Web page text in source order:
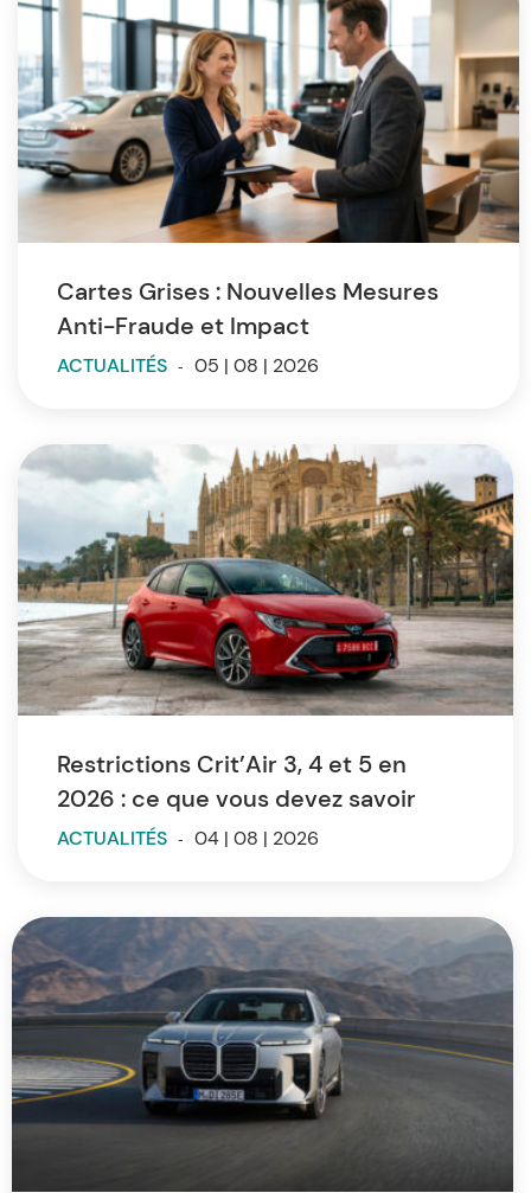
Cartes Grises : Nouvelles Mesures
Anti-Fraude et Impact
ACTUALITÉS - 05 | 08 | 2026
Restrictions Crit’Air 3, 4 et 5 en
2026 : ce que vous devez savoir
ACTUALITÉS - 04 | 08 | 2026